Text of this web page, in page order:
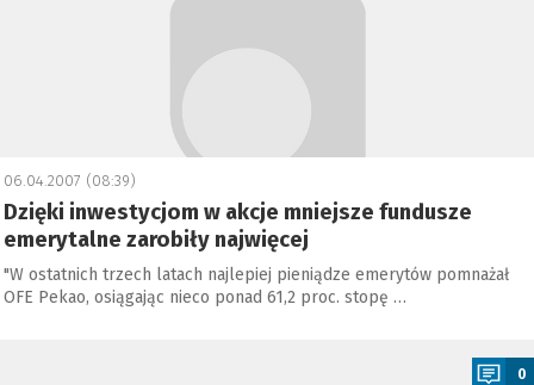
06.04.2007 (08:39)
Dzięki inwestycjom w akcje mniejsze fundusze
emerytalne zarobiły najwięcej
"W ostatnich trzech latach najlepiej pieniądze emerytów pomnażał
OFE Pekao, osiągając nieco ponad 61,2 proc. stopę …
0